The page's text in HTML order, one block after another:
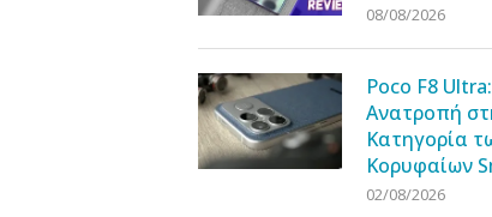
08/08/2026
Poco F8
Ανατροπή
Κατηγορία
Κορυφαίων
02/08/2026